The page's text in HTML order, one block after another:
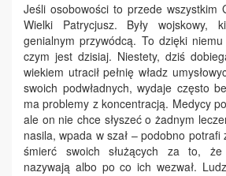
Jeśli osobowości to przede wszystkim
Wielki Patrycjusz. Były wojskowy,
genialnym przywódcą. To dzięki
czym jest dzisiaj. Niestety, dziś
wiekiem utracił pełnię władz
swoich podwładnych, wydaje często
ma problemy z koncentracją. Medycy
ale on nie chce słyszeć o żadnym
nasila, wpada w szał – podobno
śmierć swoich służących za to,
nazywają albo po co ich wezwał.